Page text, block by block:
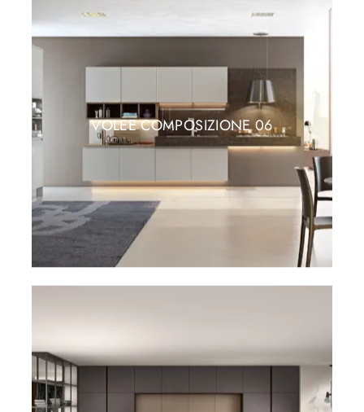
VOLEE COMPOSIZIONE 06